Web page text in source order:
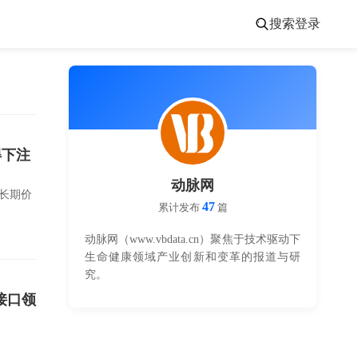
搜索登录
注
期价
口领
动脉网
累计发布 47篇
动脉网（www.vbdata.cn）聚焦于技术驱动下
生命健康领域产业创新和变革的报道与研
究。